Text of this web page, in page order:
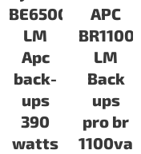
BE650G1-
LM
Apc
back-
ups
390
watts
APC
LM
Back
ups
pro br
1100va